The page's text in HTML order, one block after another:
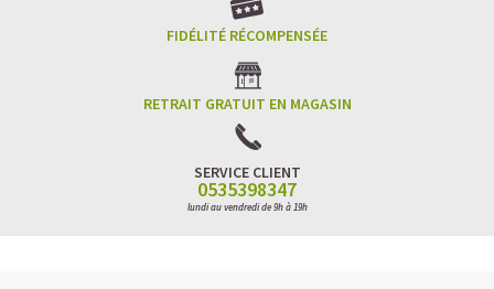
FIDÉLITÉ RÉCOMPENSÉE
RETRAIT GRATUIT EN MAGASIN
SERVICE CLIENT
0535398347
lundi au vendredi de 9h à 19h